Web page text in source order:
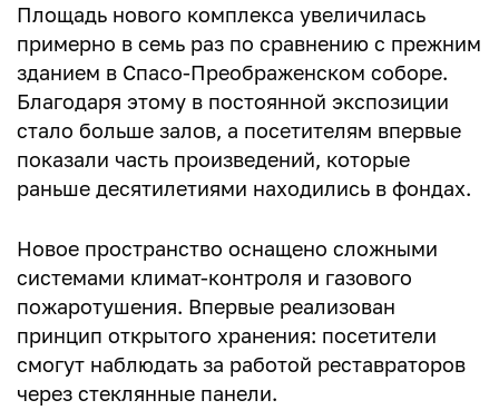
Площадь нового комплекса увеличилась
примерно в семь раз по сравнению с прежним
зданием в Спасо-Преображенском соборе.
Благодаря этому в постоянной экспозиции
стало больше залов, а посетителям впервые
показали часть произведений, которые
раньше десятилетиями находились в фондах.
Новое пространство оснащено сложными
системами климат-контроля и газового
пожаротушения. Впервые реализован
принцип открытого хранения: посетители
смогут наблюдать за работой реставраторов
через стеклянные панели.